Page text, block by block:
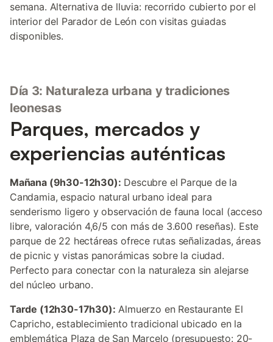
semana. Alternativa de lluvia: recorrido cubierto por el
interior del Parador de León con visitas guiadas
disponibles.
Día 3: Naturaleza urbana y tradiciones
leonesas
Parques, mercados y
experiencias auténticas
Mañana (9h30-12h30): Descubre el Parque de la
Candamia, espacio natural urbano ideal para
senderismo ligero y observación de fauna local (acceso
libre, valoración 4,6/5 con más de 3.600 reseñas). Este
parque de 22 hectáreas ofrece rutas señalizadas, áreas
de picnic y vistas panorámicas sobre la ciudad.
Perfecto para conectar con la naturaleza sin alejarse
del núcleo urbano.
Tarde (12h30-17h30): Almuerzo en Restaurante El
Capricho, establecimiento tradicional ubicado en la
emblemática Plaza de San Marcelo (presupuesto: 20-